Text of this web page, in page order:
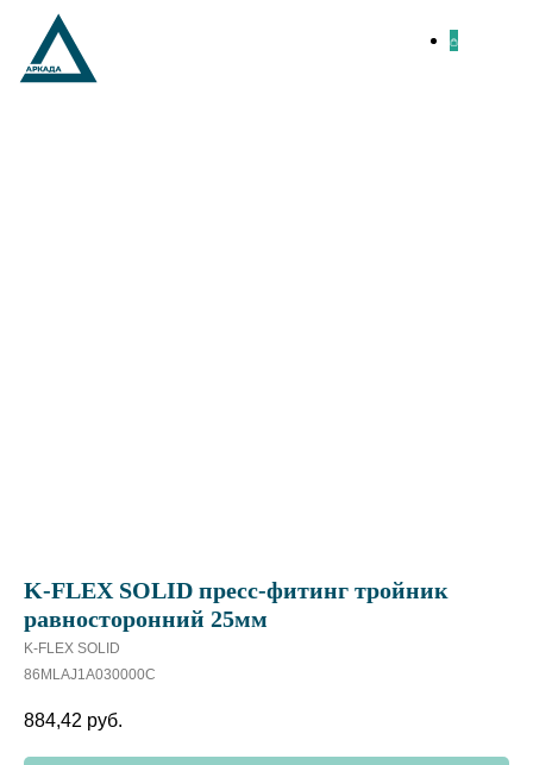
K-FLEX SOLID пресс-фитинг тройник
равносторонний 25мм
K-FLEX SOLID
86MLAJ1A030000C
884,42 руб.